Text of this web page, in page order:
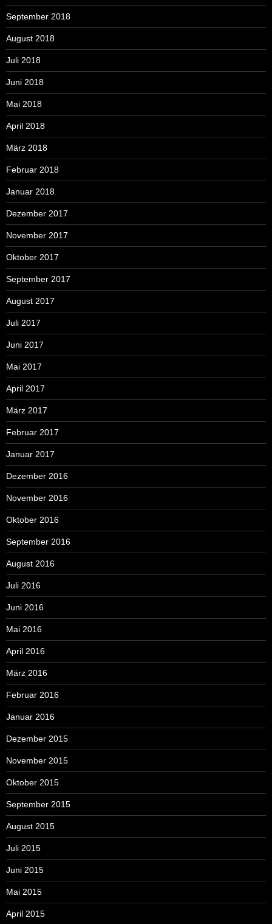
September 2018
August 2018
Juli 2018
Juni 2018
Mai 2018
April 2018
März 2018
Februar 2018
Januar 2018
Dezember 2017
November 2017
Oktober 2017
September 2017
August 2017
Juli 2017
Juni 2017
Mai 2017
April 2017
März 2017
Februar 2017
Januar 2017
Dezember 2016
November 2016
Oktober 2016
September 2016
August 2016
Juli 2016
Juni 2016
Mai 2016
April 2016
März 2016
Februar 2016
Januar 2016
Dezember 2015
November 2015
Oktober 2015
September 2015
August 2015
Juli 2015
Juni 2015
Mai 2015
April 2015